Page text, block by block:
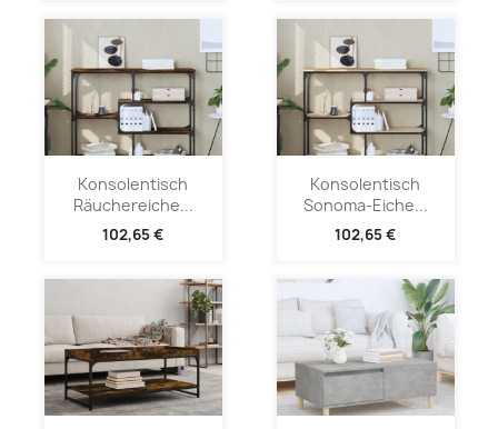
Konsolentisch
Räuchereiche...
102,65 €
Konsolentisch
Sonoma-Eiche...
102,65 €